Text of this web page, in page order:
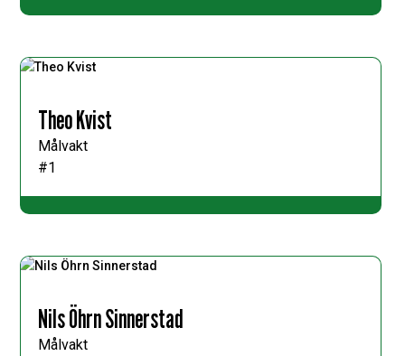
Theo Kvist
Målvakt
#1
Nils Öhrn Sinnerstad
Målvakt